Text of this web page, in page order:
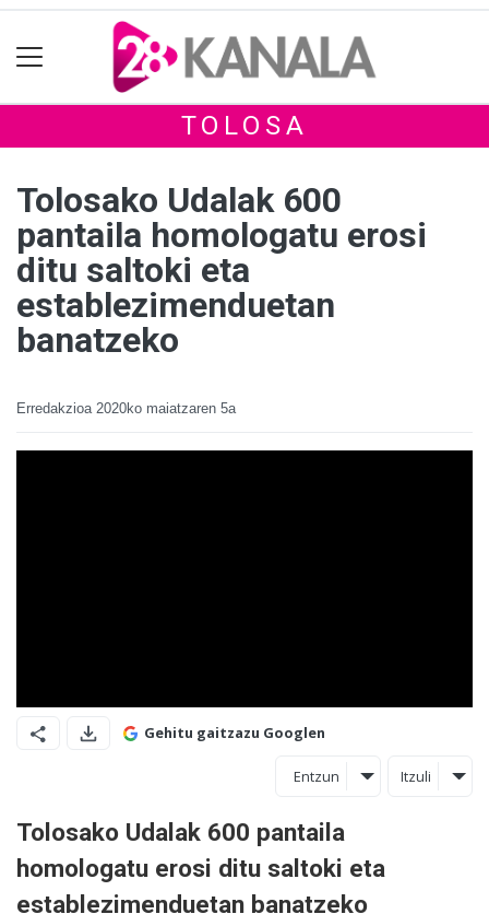
TOLOSA
Tolosako Udalak 600
pantaila homologatu erosi
ditu saltoki eta
establezimenduetan
banatzeko
Erredakzioa 2020ko maiatzaren 5a
Gehitu gaitzazu Googlen
Entzun Itzuli
Tolosako Udalak 600 pantaila
homologatu erosi ditu saltoki eta
establezimenduetan banatzeko